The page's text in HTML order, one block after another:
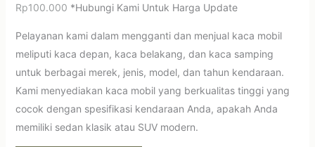
Rp100.000 *Hubungi Kami Untuk Harga Update
Pelayanan kami dalam mengganti dan menjual kaca mobil
meliputi kaca depan, kaca belakang, dan kaca samping
untuk berbagai merek, jenis, model, dan tahun kendaraan.
Kami menyediakan kaca mobil yang berkualitas tinggi yang
cocok dengan spesifikasi kendaraan Anda, apakah Anda
memiliki sedan klasik atau SUV modern.